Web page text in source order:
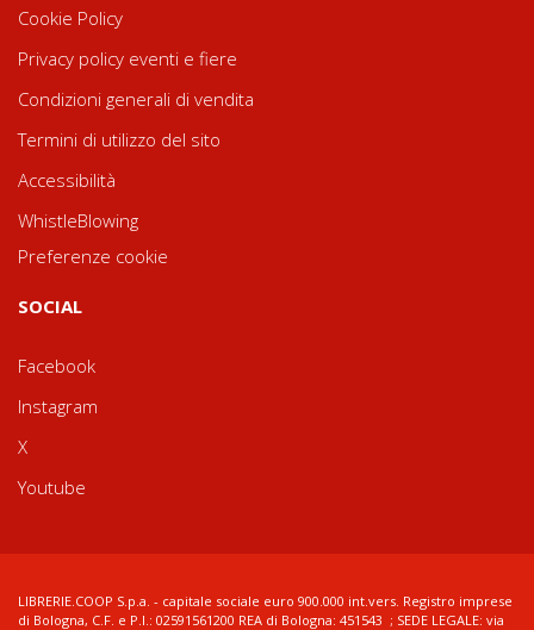
Cookie Policy
Privacy policy eventi e fiere
Condizioni generali di vendita
Termini di utilizzo del sito
Accessibilità
WhistleBlowing
Preferenze cookie
SOCIAL
Facebook
Instagram
X
Youtube
LIBRERIE.COOP S.p.a. - capitale sociale euro 900.000 int.vers. Registro imprese
di Bologna, C.F. e P.I.: 02591561200 REA di Bologna: 451543 ; SEDE LEGALE: via